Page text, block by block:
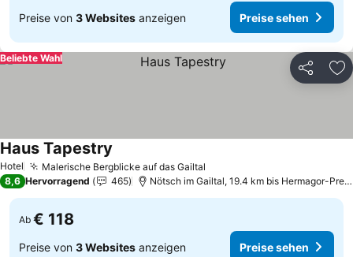
Preise von 3 Websites anzeigen Preise sehen
Teilen
Beliebte Wahl
Hotel Malerische Bergblicke auf das Gailtal
Haus Tapestry
8,6 Hervorragend 465 Nötsch im Gailtal, 19.4 km bis Hermagor-
Ab € 118
Preise von 3 Websites anzeigen Preise sehen